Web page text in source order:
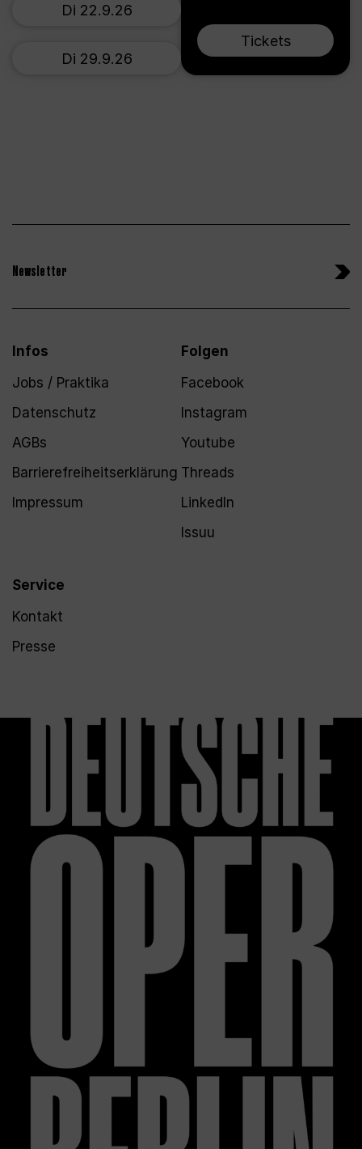
Tickets
Di 22.9.26
Di 29.9.26
Newsletter
Infos
Jobs / Praktika
Datenschutz
AGBs
Barrierefreiheitserklärung
Impressum
Service
Kontakt
Presse
Folgen
Facebook
Instagram
Youtube
Threads
LinkedIn
Issuu